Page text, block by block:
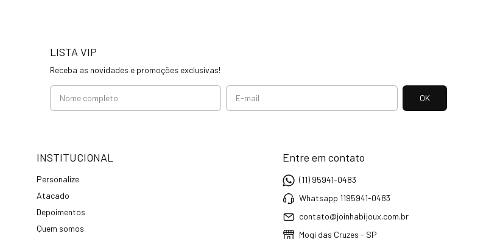
LISTA VIP
Receba as novidades e promoções exclusivas!
INSTITUCIONAL
Personalize
Atacado
Depoimentos
Quem somos
Entre em contato
(11) 95941-0483
Whatsapp 1195941-0483
contato@joinhabijoux.com.br
Mogi das Cruzes - SP